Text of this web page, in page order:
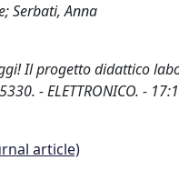
Serbati, Anna
Il progetto didattico
- ELETTRONICO. -
article)